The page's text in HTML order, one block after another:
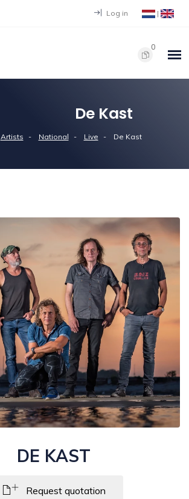
Log in |
0
De Kast
Artists National Live De Kast
DE KAST
Request quotation